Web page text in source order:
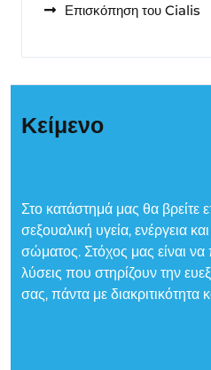
Επισκόπηση του Cialis
Κείμενο
Στο κατάστημά μας θα βρείτε
σεξουαλική υγεία, ενέργεια
σώματος. Στόχος μας είναι
λύσεις που στηρίζουν την
σας, πάντα με διακριτικότητα